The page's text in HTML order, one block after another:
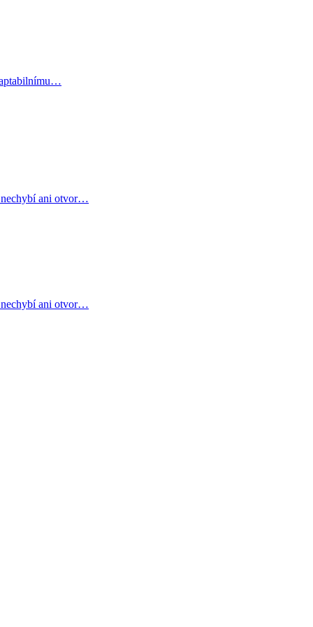
nechybí ani otvor…
nechybí ani otvor…